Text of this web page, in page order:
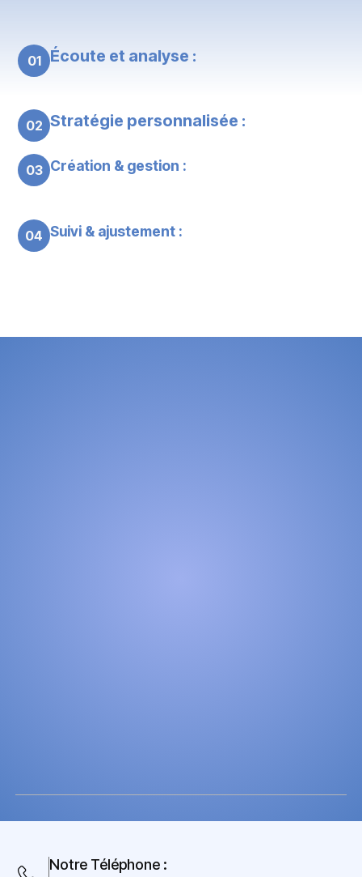
01 Écoute et analyse :
02 Stratégie personnalisée :
03 Création & gestion :
04 Suivi & ajustement :
Notre Téléphone :